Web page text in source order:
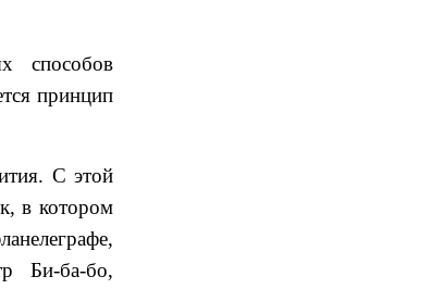
способов
принцип
С этой
в котором
Би-ба-бо,